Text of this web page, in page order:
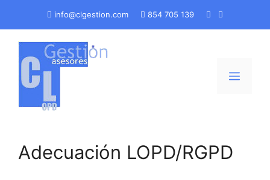
info@clgestion.com 854 705 139
Adecuación LOPD/RGPD